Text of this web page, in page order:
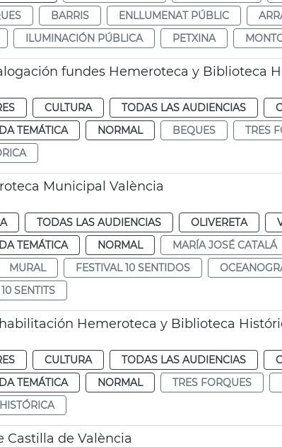
BARRIS ENLLUMENAT PÚBLIC
ILUMINACIÓN PÚBLICA PETXINA
fundes Hemeroteca y Biblioteca
CULTURA TODAS LAS AUDIENCIAS
TEMÁTICA NORMAL BEQUES TRES
Municipal València
TODAS LAS AUDIENCIAS OLIVERETA
TEMÁTICA NORMAL MARÍA JOSÉ CATALÁ
MURAL FESTIVAL 10 SENTIDOS
SENTITS
Hemeroteca y Biblioteca
CULTURA TODAS LAS AUDIENCIAS
TEMÁTICA NORMAL TRES FORQUES
Castilla de València